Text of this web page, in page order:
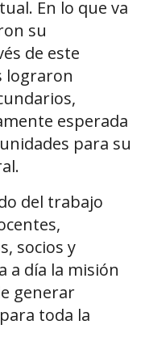
En lo que va
su
de este
lograron
esperada
para su
del trabajo
socios y
a día la misión
generar
toda la